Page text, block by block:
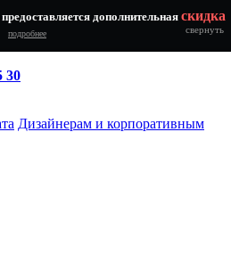
дополнительная скидка
подробнее свернуть
30
Дизайнерам и корпоративным